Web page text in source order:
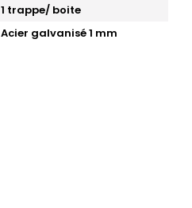
1 trappe/ boite
Acier galvanisé 1 mm